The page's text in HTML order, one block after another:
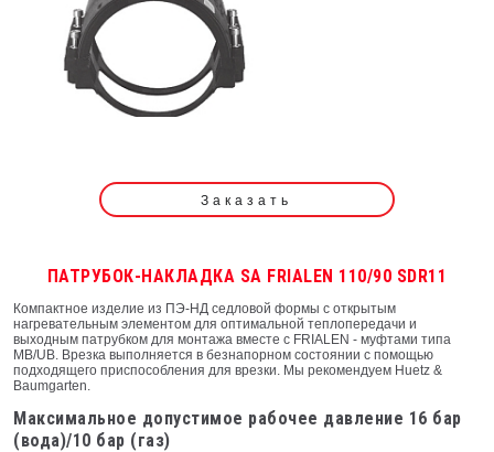
Заказать
ПАТРУБОК-НАКЛАДКА SA FRIALEN 110/90 SDR11
Компактное изделие из ПЭ-НД седловой формы с открытым
нагревательным элементом для оптимальной теплопередачи и
выходным патрубком для монтажа вместе с FRIALEN - муфтами типа
МВ/UB. Врезка выполняется в безнапорном состоянии с помощью
подходящего приспособления для врезки. Мы рекомендуем Huetz &
Baumgarten.
Максимальное допустимое рабочее давление 16 бар
(вода)/10 бар (газ)